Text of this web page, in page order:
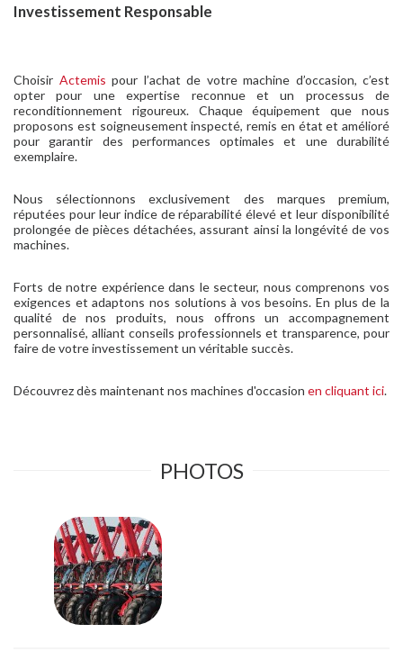
Investissement Responsable
Choisir Actemis pour l’achat de votre machine d’occasion, c’est
opter pour une expertise reconnue et un processus de
reconditionnement rigoureux. Chaque équipement que nous
proposons est soigneusement inspecté, remis en état et amélioré
pour garantir des performances optimales et une durabilité
exemplaire.
Nous sélectionnons exclusivement des marques premium,
réputées pour leur indice de réparabilité élevé et leur disponibilité
prolongée de pièces détachées, assurant ainsi la longévité de vos
machines.
Forts de notre expérience dans le secteur, nous comprenons vos
exigences et adaptons nos solutions à vos besoins. En plus de la
qualité de nos produits, nous offrons un accompagnement
personnalisé, alliant conseils professionnels et transparence, pour
faire de votre investissement un véritable succès.
Découvrez dès maintenant nos machines d'occasion en cliquant ici.
PHOTOS